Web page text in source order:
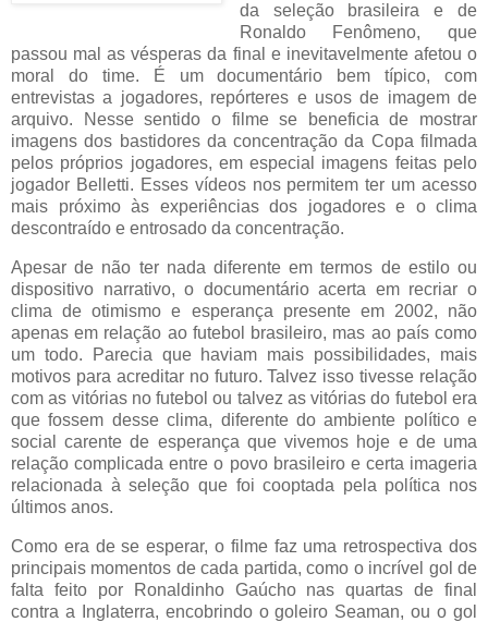
da seleção brasileira e de
Ronaldo Fenômeno, que
passou mal as vésperas da final e inevitavelmente afetou o
moral do time. É um documentário bem típico, com
entrevistas a jogadores, repórteres e usos de imagem de
arquivo. Nesse sentido o filme se beneficia de mostrar
imagens dos bastidores da concentração da Copa filmada
pelos próprios jogadores, em especial imagens feitas pelo
jogador Belletti. Esses vídeos nos permitem ter um acesso
mais próximo às experiências dos jogadores e o clima
descontraído e entrosado da concentração.
Apesar de não ter nada diferente em termos de estilo ou
dispositivo narrativo, o documentário acerta em recriar o
clima de otimismo e esperança presente em 2002, não
apenas em relação ao futebol brasileiro, mas ao país como
um todo. Parecia que haviam mais possibilidades, mais
motivos para acreditar no futuro. Talvez isso tivesse relação
com as vitórias no futebol ou talvez as vitórias do futebol era
que fossem desse clima, diferente do ambiente político e
social carente de esperança que vivemos hoje e de uma
relação complicada entre o povo brasileiro e certa imageria
relacionada à seleção que foi cooptada pela política nos
últimos anos.
Como era de se esperar, o filme faz uma retrospectiva dos
principais momentos de cada partida, como o incrível gol de
falta feito por Ronaldinho Gaúcho nas quartas de final
contra a Inglaterra, encobrindo o goleiro Seaman, ou o gol